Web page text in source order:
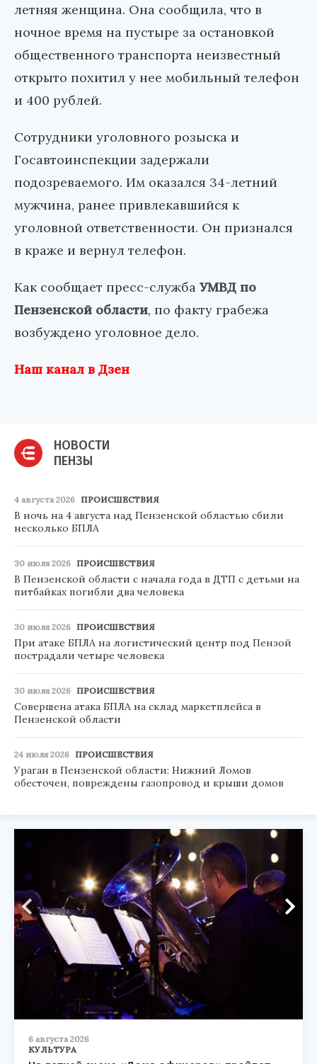
летняя женщина. Она сообщила, что в
ночное время на пустыре за остановкой
общественного транспорта неизвестный
открыто похитил у нее мобильный телефон
и 400 рублей.
Сотрудники уголовного розыска и
Госавтоинспекции задержали
подозреваемого. Им оказался 34-летний
мужчина, ранее привлекавшийся к
уголовной ответственности. Он признался
в краже и вернул телефон.
Как сообщает пресс-служба УМВД по
Пензенской области, по факту грабежа
возбуждено уголовное дело.
Наш канал в Дзен
НОВОСТИ
ПЕНЗЫ
4 августа 2026 ПРОИСШЕСТВИЯ
В ночь на 4 августа над Пензенской областью сбили
несколько БПЛА
30 июля 2026 ПРОИСШЕСТВИЯ
В Пензенской области с начала года в ДТП с детьми на
питбайках погибли два человека
30 июля 2026 ПРОИСШЕСТВИЯ
При атаке БПЛА на логистический центр под Пензой
пострадали четыре человека
30 июля 2026 ПРОИСШЕСТВИЯ
Совершена атака БПЛА на склад маркетплейса в
Пензенской области
24 июля 2026 ПРОИСШЕСТВИЯ
Ураган в Пензенской области: Нижний Ломов
обесточен, повреждены газопровод и крыши домов
6 августа 2026
КУЛЬТУРА